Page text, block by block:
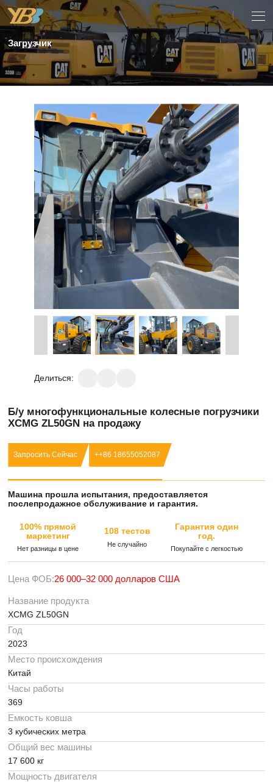
Загрузчик
Делиться:
Б/у многофункциональные колесные погрузчики
XCMG ZL50GN на продажу
Запросить Сейчас ++86 18655052087
Машина прошла испытания, предоставляется
послепродажное обслуживание и гарантия.
100% прямой
маркетинг
Нет разницы в цене
108 тестов
Не случайно
Гарантия один
год.
Покупайте с легкостью
Цена ФОБ:26 000–32 000 долларов США
Название продукта
XCMG ZL50GN
Год
2023
Место происхождения
Китай
Часы работы
369
Емкость ковша
3 кубических метра
Общий вес машины
17 600 кг
Мощность двигателя